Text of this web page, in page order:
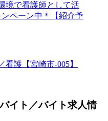
境で看護師として活
ペーン中＊【紹介予
護【宮崎市-005】
イト／バイト求人情